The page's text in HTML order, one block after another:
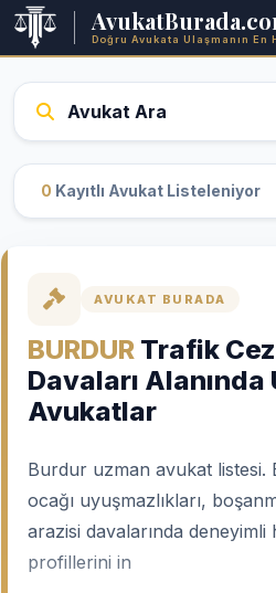
Doğru Avukata Ulaşmanın En
Avukat Ara
0 Kayıtlı Avukat Listeleniyor
AVUKAT BURADA
BURDUR Trafik
Davaları Alanında
Avukatlar
Burdur uzman avukat
ocağı uyuşmazlıkları,
arazisi davalarında
profillerini in